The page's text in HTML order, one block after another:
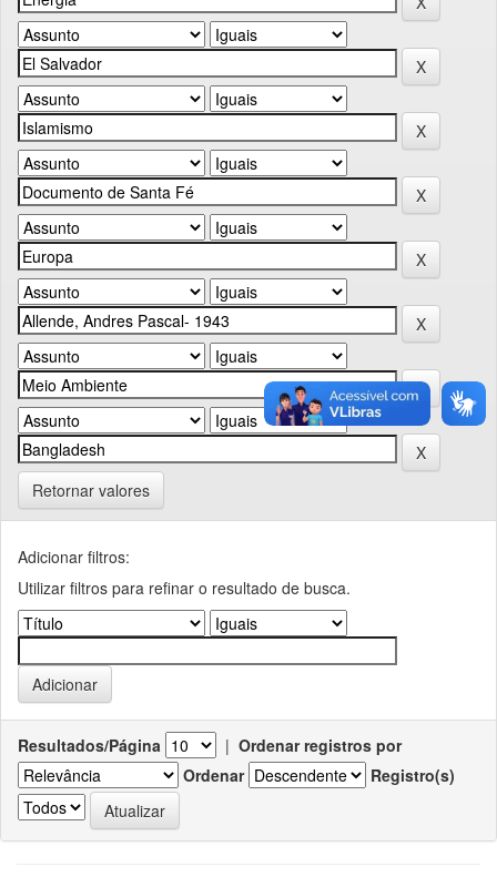
Retornar valores
Adicionar filtros:
Utilizar filtros para refinar o resultado de busca.
Resultados/Página | Ordenar registros por
Ordenar
Registro(s)